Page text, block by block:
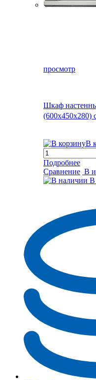
просмотр
Шкаф
(600x450x280)
В
Подробнее
Сравнение В
В